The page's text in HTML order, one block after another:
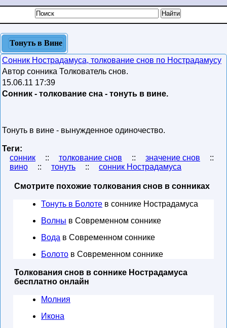
Тонуть в Вине
Сонник Нострадамуса, толкование снов по Нострадамусу
Автор сонника Толкователь снов.
15.06.11 17:39
Сонник - толкование сна - тонуть в вине.
Тонуть в вине - вынужденное одиночество.
Теги:
сонник
:: толкование снов :: значение снов
::
вино
:: тонуть :: сонник Нострадамуса
Смотрите похожие толкования снов в сонниках
Тонуть в Болоте в соннике Нострадамуса
Волны в Современном соннике
Вода в Современном соннике
Болото в Современном соннике
Толкования снов в соннике Нострадамуса
бесплатно онлайн
Молния
Икона